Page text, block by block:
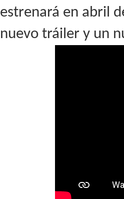
estrenará en abril
nuevo tráiler y un